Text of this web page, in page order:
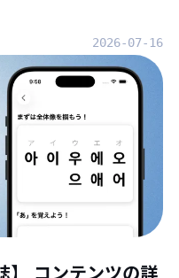
2026-07-16
】 コンテンツの詳